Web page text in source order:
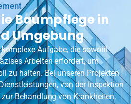
Baumpflege in
Umgebung
Aufgabe, die sowohl
Arbeiten erfordert, um
zu halten. Bei unseren Projekten
von der Inspektion
zur Behandlung von Krankheiten.